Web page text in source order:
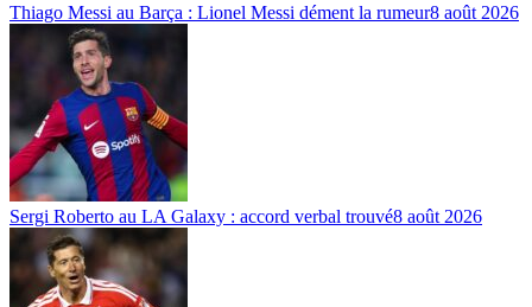
Thiago Messi au Barça : Lionel Messi dément la rumeur8 août 2026
Sergi Roberto au LA Galaxy : accord verbal trouvé8 août 2026